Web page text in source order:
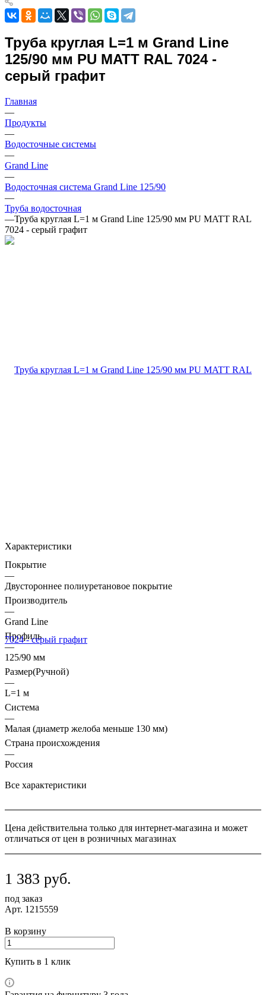
Труба круглая L=1 м Grand Line
125/90 мм PU MATT RAL 7024 -
серый графит
Главная
—
Продукты
—
Водосточные системы
—
Grand Line
—
Водосточная система Grand Line 125/90
—
Труба водосточная
—Труба круглая L=1 м Grand Line 125/90 мм PU MATT RAL
7024 - серый графит
Характеристики
Покрытие
—
Двустороннее полиуретановое покрытие
Производитель
—
Grand Line
Профиль
—
125/90 мм
Размер(Ручной)
—
L=1 м
Система
—
Малая (диаметр желоба меньше 130 мм)
Страна происхождения
—
Россия
Все характеристики
Цена действительна только для интернет-магазина и может
отличаться от цен в розничных магазинах
1 383 руб.
под заказ
Арт. 1215559
В корзину
Купить в 1 клик